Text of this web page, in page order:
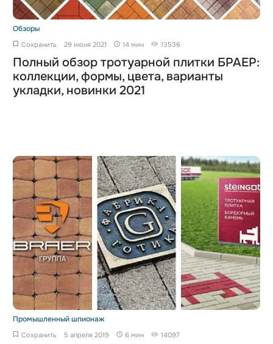
Обзоры
Сохранить 29 июня 2021 14 мин 13536
Полный обзор тротуарной плитки БРАЕР:
коллекции, формы, цвета, варианты
укладки, новинки 2021
Промышленный шпионаж
Сохранить 5 апреля 2019 6 мин 14097